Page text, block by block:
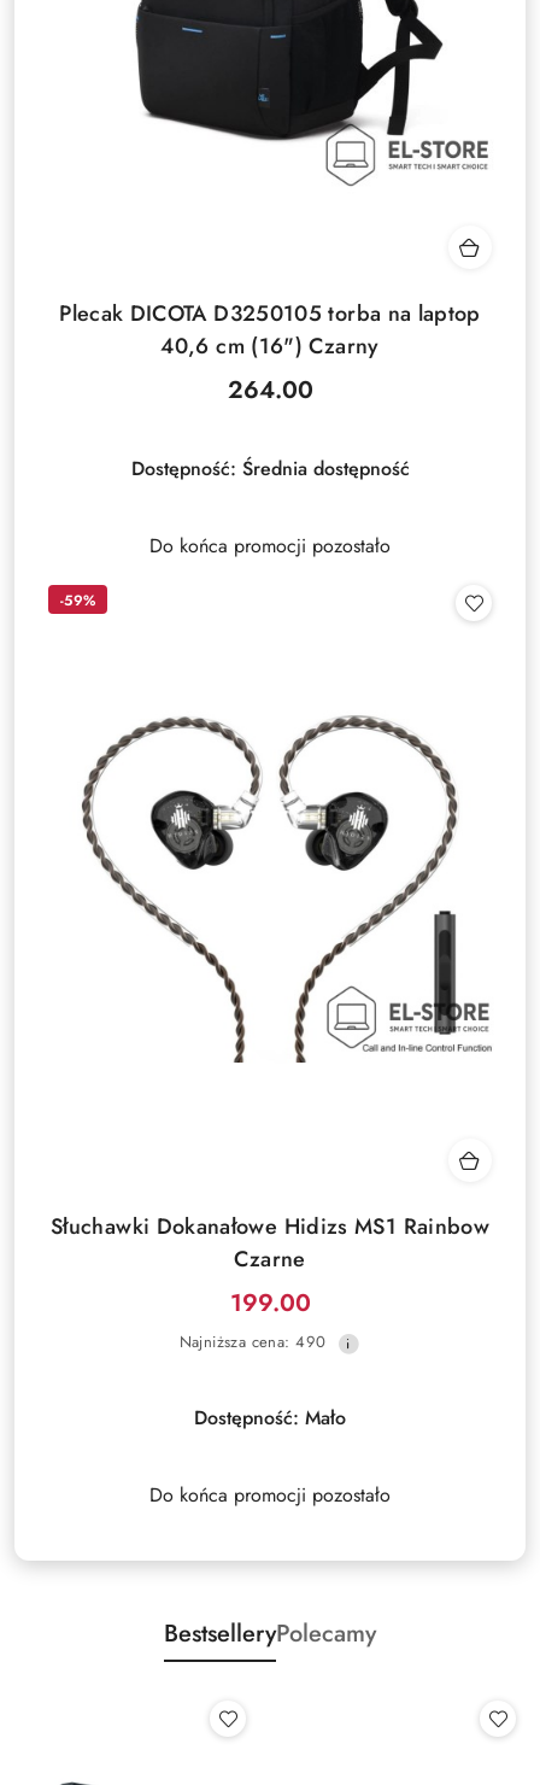
Plecak DICOTA D3250105 torba na laptop
40,6 cm (16") Czarny
Cena:
264.00
Dostępność: Średnia dostępność
Do końca promocji pozostało
Słuchawki Dokanałowe Hidizs MS1 Rainbow
Czarne
Cena
promocyjna:
199.00
Najniższa
30
dni
Najniższa cena: 490
-59%
Dostępność: Mało
Do końca promocji pozostało
BestselleryPolecamy